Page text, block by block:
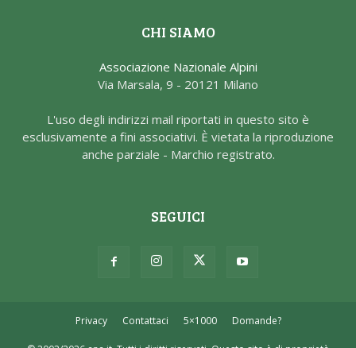
CHI SIAMO
Associazione Nazionale Alpini
Via Marsala, 9 - 20121 Milano
L'uso degli indirizzi mail riportati in questo sito è
esclusivamente a fini associativi. È vietata la riproduzione
anche parziale - Marchio registrato.
SEGUICI
Privacy Contattaci 5×1000 Domande?